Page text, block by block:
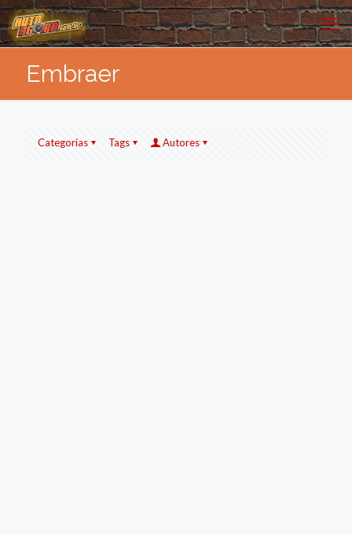
Embraer
Categorias Tags Autores